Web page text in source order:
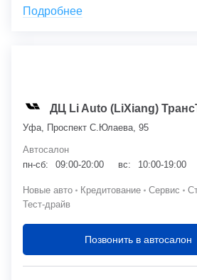
Подробнее
ДЦ Li Auto (LiXiang)
Уфа, Проспект С.Юлаева, 95
Автосалон
пн-сб:
09:00-20:00 вс: 10:00-19:00
Новые авто Кредитование Сервис
Тест-драйв
Позвонить в автосалон